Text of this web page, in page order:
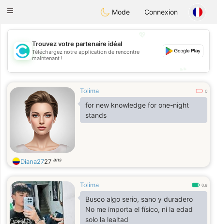
olombiaCitas
Toggle
Mode Connexion
💖
💕
Trouvez votre partenaire idéal
Téléchargez notre application de rencontre
maintenant !
Tolima 0
for new knowledge for one-night
stands
Diana2727 ans
Tolima 0.8
Busco algo serio, sano y duradero
No me importa el físico, ni la edad
solo la lealtad